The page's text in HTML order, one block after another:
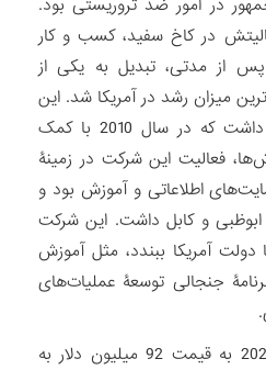
در کاخ سفید، کسب و کار
از مدتی، تبدیل به یکی از
میزان رشد در آمریکا شد. این
شرکت Metis Solutions نام داشت که در سال 2010 با کمک
فعالیت این شرکت در زمینۀ
اطلاعاتی و آموزش بود و
ابوظبی و کابل داشت. این شرکت
آمریکا ببندد، مثل آموزش
جنجالی توسعۀ عملیات‌های
این شرکت در نوامبر سال 2020 به قیمت 92 میلیون دلار به